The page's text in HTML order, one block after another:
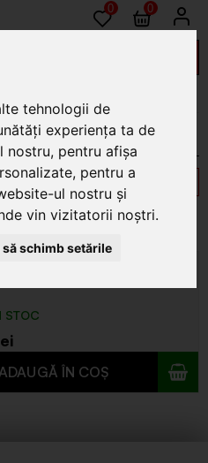
tehnologii de
experiența ta de
nostru, pentru afișa
pentru a
ul nostru și
vin vizitatorii noștri.
să schimb setările
0 0
STOC